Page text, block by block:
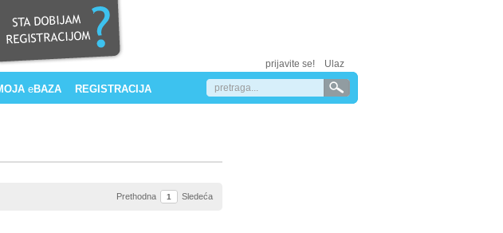
prijavite se! Ulaz
eBAZA
REGISTRACIJA
Prethodna 1 Sledeća